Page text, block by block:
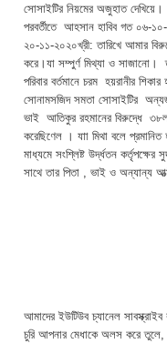
সোসাইটির নিয়মের অজুহাত
পরবর্তীতে আহসান হাবিব গত ০৬-
২০-১১-২০২০খ্রী: তারিখে আমার
করে।যা সম্পুর্ণ মিথ্যা ও
পরিবার বর্তমানে চরম হয়রানীর
সোনামসজিদ সমতা সোসাইটির
ভাই আতিকুর রহমানের বিরুদ্ধে
করেছিণেল । যাা মিথা বলে
মাধ্যমে সংশ্লিষ্ট উর্দ্ধতন কর্তৃপক্ষের
সাথে তার পিতা , ভাই ও অন্যান্য
আমাদের ইউটিউব চ্যানেল
চুরি আপনার মেধাকে অলস করে তুলে,